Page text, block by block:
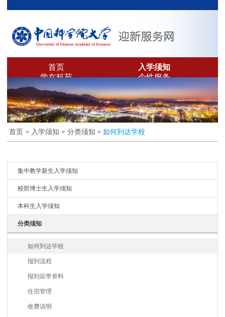
首页
入学须知
学在科苑
个性服务
通知公告
首页 > 入学须知 > 分类须知 > 如何到达学校
集中教学新生入学须知
校部博士生入学须知
本科生入学须知
分类须知
如何到达学校
报到流程
报到应带资料
住宿管理
收费说明